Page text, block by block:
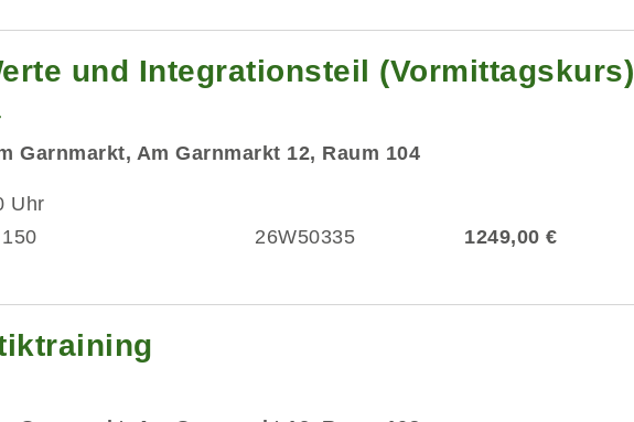
und Integrationsteil (Vormittagskurs)
Garnmarkt, Am Garnmarkt 12, Raum 104
Uhr
26W50335 1249,00 €